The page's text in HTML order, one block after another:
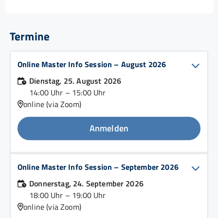
Termine
Online Master Info Session – August 2026
Dienstag, 25. August 2026
14:00 Uhr – 15:00 Uhr
online (via Zoom)
Anmelden
Online Master Info Session – September 2026
Donnerstag, 24. September 2026
18:00 Uhr – 19:00 Uhr
online (via Zoom)